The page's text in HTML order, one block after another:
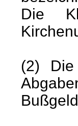
Die
(2) Die